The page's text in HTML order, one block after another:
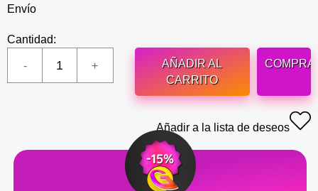
Envío
Cantidad:
AÑADIR AL
CARRITO
Añadir a la lista de deseos